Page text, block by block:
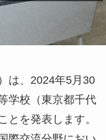
は、2024年5月30
学校（東京都千代
とを発表します。